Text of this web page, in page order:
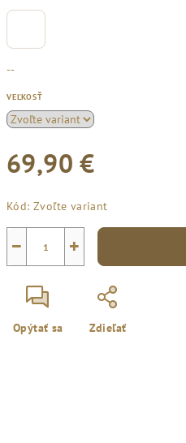
--
VEĽKOSŤ
69,90 €
cena:
Kód: Zvoľte variant
+
−
Opýtať sa Zdieľať